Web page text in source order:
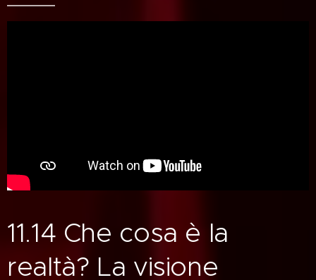
11.14 Che cosa è la
realtà? La visione